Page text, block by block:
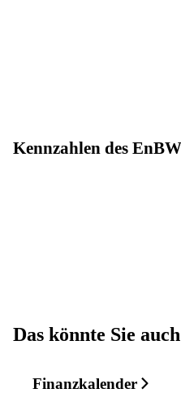
Kennzahlen des
Das könnte Sie
Finanzkalender